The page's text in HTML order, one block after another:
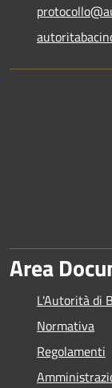
Area
L'Autorità di
Normativa
Regolamenti